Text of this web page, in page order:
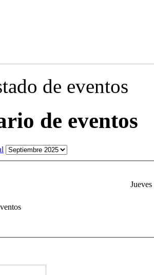
de eventos
de eventos